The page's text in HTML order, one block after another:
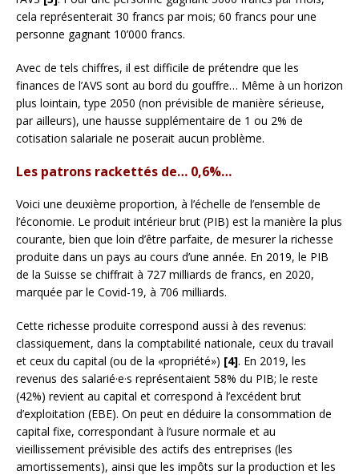
cela représenterait 30 francs par mois; 60 francs pour une
personne gagnant 10’000 francs.
Avec de tels chiffres, il est difficile de prétendre que les
finances de l’AVS sont au bord du gouffre… Même à un horizon
plus lointain, type 2050 (non prévisible de manière sérieuse,
par ailleurs), une hausse supplémentaire de 1 ou 2% de
cotisation salariale ne poserait aucun problème.
Les patrons rackettés de… 0,6%…
Voici une deuxième proportion, à l’échelle de l’ensemble de
l’économie. Le produit intérieur brut (PIB) est la manière la plus
courante, bien que loin d’être parfaite, de mesurer la richesse
produite dans un pays au cours d’une année. En 2019, le PIB
de la Suisse se chiffrait à 727 milliards de francs, en 2020,
marquée par le Covid-19, à 706 milliards.
Cette richesse produite correspond aussi à des revenus:
classiquement, dans la comptabilité nationale, ceux du travail
et ceux du capital (ou de la «propriété») [4]. En 2019, les
revenus des salarié·e·s représentaient 58% du PIB; le reste
(42%) revient au capital et correspond à l’excédent brut
d’exploitation (EBE). On peut en déduire la consommation de
capital fixe, correspondant à l’usure normale et au
vieillissement prévisible des actifs des entreprises (les
amortissements), ainsi que les impôts sur la production et les